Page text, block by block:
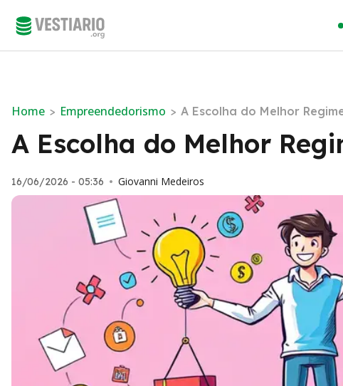
Home > Empreendedorismo > A Escolha do Melhor
A Escolha do Melhor
16/06/2026 - 05:36 • Giovanni Medeiros